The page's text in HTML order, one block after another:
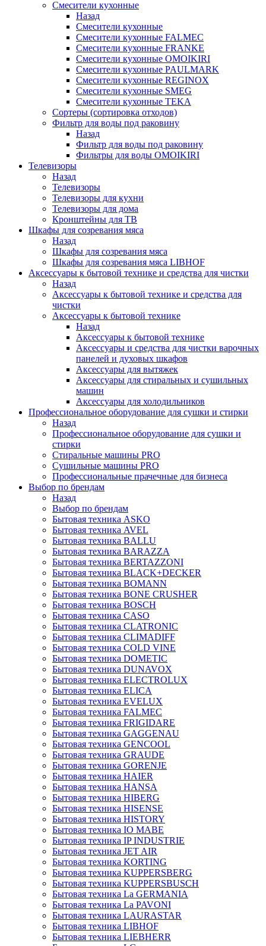
Смесители кухонные
Назад
Смесители кухонные
Смесители кухонные FALMEC
Смесители кухонные FRANKE
Смесители кухонные OMOIKIRI
Смесители кухонные PAULMARK
Смесители кухонные REGINOX
Смесители кухонные SMEG
Смесители кухонные TEKA
Сортеры (сортировка отходов)
Фильтр для воды под раковину
Назад
Фильтр для воды под раковину
Фильтры для воды OMOIKIRI
Телевизоры
Назад
Телевизоры
Телевизоры для кухни
Телевизоры для дома
Кронштейны для ТВ
Шкафы для созревания мяса
Назад
Шкафы для созревания мяса
Шкафы для созревания мяса LIBHOF
Аксессуары к бытовой технике и средства для чистки
Назад
Аксессуары к бытовой технике и средства для
чистки
Аксессуары к бытовой технике
Назад
Аксессуары к бытовой технике
Аксессуары и средства для чистки варочных
панелей и духовых шкафов
Аксессуары для вытяжек
Аксессуары для стиральных и сушильных
машин
Аксессуары для холодильников
Профессиональное оборудование для сушки и стирки
Назад
Профессиональное оборудование для сушки и
стирки
Стиральные машины PRO
Сушильные машины PRO
Профессиональные прачечные для бизнеса
Выбор по брендам
Назад
Выбор по брендам
Бытовая техника ASKO
Бытовая техника AVEL
Бытовая техника BALLU
Бытовая техника BARAZZA
Бытовая техника BERTAZZONI
Бытовая техника BLACK+DECKER
Бытовая техника BOMANN
Бытовая техника BONE CRUSHER
Бытовая техника BOSCH
Бытовая техника CASO
Бытовая техника CLATRONIC
Бытовая техника CLIMADIFF
Бытовая техника COLD VINE
Бытовая техника DOMETIC
Бытовая техника DUNAVOX
Бытовая техника ELECTROLUX
Бытовая техника ELICA
Бытовая техника EVELUX
Бытовая техника FALMEC
Бытовая техника FRIGIDARE
Бытовая техника GAGGENAU
Бытовая техника GENCOOL
Бытовая техника GRAUDE
Бытовая техника GORENJE
Бытовая техника HAIER
Бытовая техника HANSA
Бытовая техника HIBERG
Бытовая техника HISENSE
Бытовая техника HISTORY
Бытовая техника IO MABE
Бытовая техника IP INDUSTRIE
Бытовая техника JET AIR
Бытовая техника KORTING
Бытовая техника KUPPERSBERG
Бытовая техника KUPPERSBUSCH
Бытовая техника La GERMANIA
Бытовая техника La PAVONI
Бытовая техника LAURASTAR
Бытовая техника LIBHOF
Бытовая техника LIEBHERR